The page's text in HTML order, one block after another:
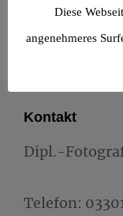
Kontakt
Dipl.-
Telefon:
Diese
angenehmeres